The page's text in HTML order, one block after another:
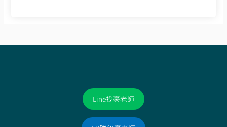
Line找豪老師